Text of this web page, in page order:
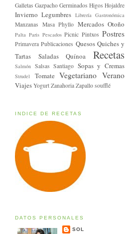
Galletas Gazpacho Germinados Higos Hojaldre
Invierno Legumbres Librería Gastronómica
Manzanas Masa Phyllo Mercados Otoño
Palta Paris Pescados Picnic Pintxos Postres
Primavera Publicaciones Quesos Quiches y
Tartas Saladas
Quínoa Recetas
Salmón Salsas Santiago Sopas y Cremas
Strudel Tomate Vegetariano Verano
Viajes Yogurt Zanahoria Zapallo soufflé
INDICE DE RECETAS
DATOS PERSONALES
SOL